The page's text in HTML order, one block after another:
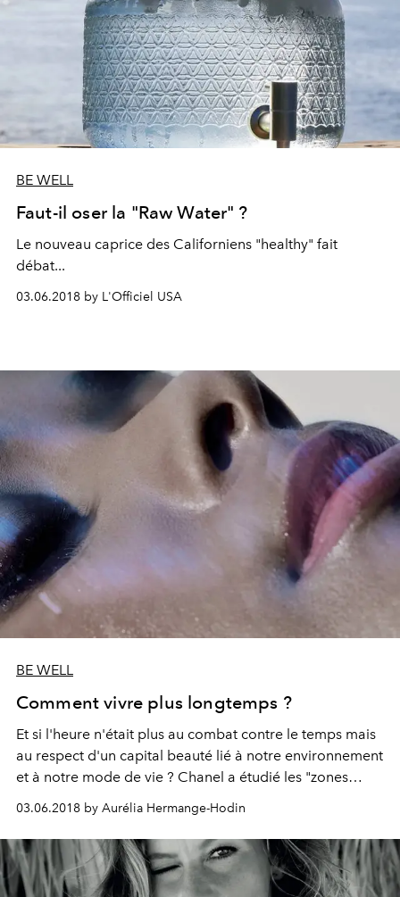
BE WELL
Faut-il oser la "Raw Water" ?
Le nouveau caprice des Californiens "healthy" fait
débat...
03.06.2018 by L'Officiel USA
BE WELL
Comment vivre plus longtemps ?
Et si l'heure n'était plus au combat contre le temps mais
au respect d'un capital beauté lié à notre environnement
et à notre mode de vie ? Chanel a étudié les "zones
bleues", ces aires géographiques où se trouvent de
nombreux centenaires, pour proposer une cosmétique
de la longévité.
03.06.2018 by Aurélia Hermange-Hodin